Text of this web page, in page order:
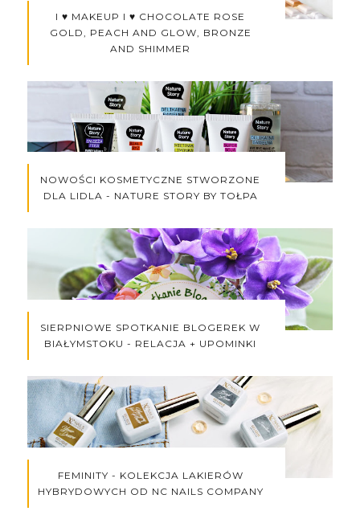
I ♥ MAKEUP I ♥ CHOCOLATE ROSE
GOLD, PEACH AND GLOW, BRONZE
AND SHIMMER
NOWOŚCI KOSMETYCZNE STWORZONE
DLA LIDLA - NATURE STORY BY TOŁPA
SIERPNIOWE SPOTKANIE BLOGEREK W
BIAŁYMSTOKU - RELACJA + UPOMINKI
FEMINITY - KOLEKCJA LAKIERÓW
HYBRYDOWYCH OD NC NAILS COMPANY